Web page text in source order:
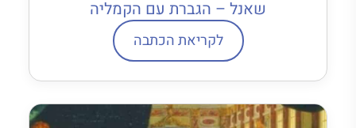
שאנל – הגברת עם הקמליה
לקריאת הכתבה